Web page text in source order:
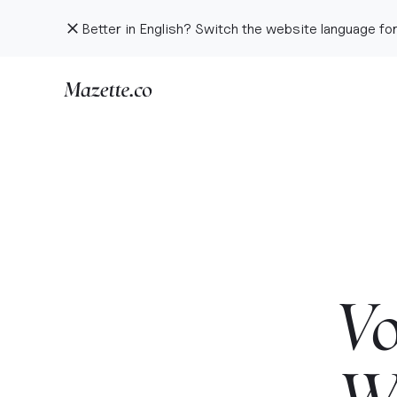
Better in English? Switch the website language